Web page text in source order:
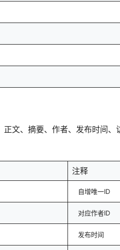
文、摘要、作者、发布时间
注释
自增唯一ID
对应作者ID
发布时间